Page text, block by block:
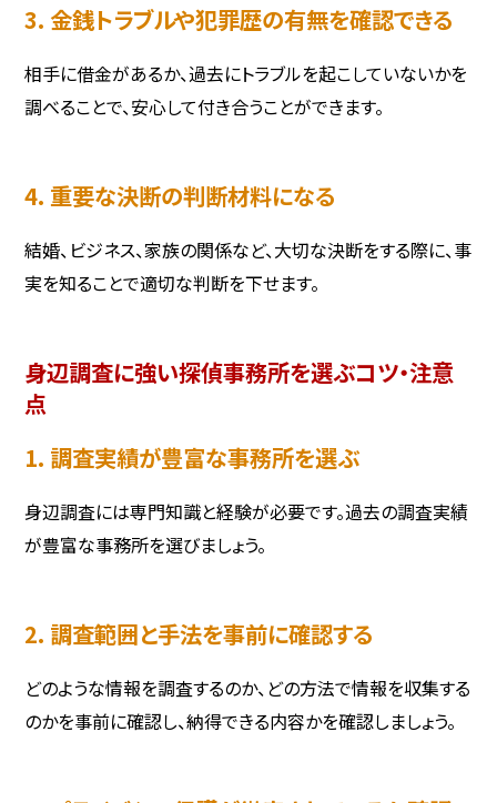
3. 金銭トラブルや犯罪歴の有無を確認できる
相手に借金があるか、過去にトラブルを起こしていないかを
調べることで、安心して付き合うことができます。
4. 重要な決断の判断材料になる
結婚、ビジネス、家族の関係など、大切な決断をする際に、事
実を知ることで適切な判断を下せます。
身辺調査に強い探偵事務所を選ぶコツ・注意
点
1. 調査実績が豊富な事務所を選ぶ
身辺調査には専門知識と経験が必要です。過去の調査実績
が豊富な事務所を選びましょう。
2. 調査範囲と手法を事前に確認する
どのような情報を調査するのか、どの方法で情報を収集する
のかを事前に確認し、納得できる内容かを確認しましょう。